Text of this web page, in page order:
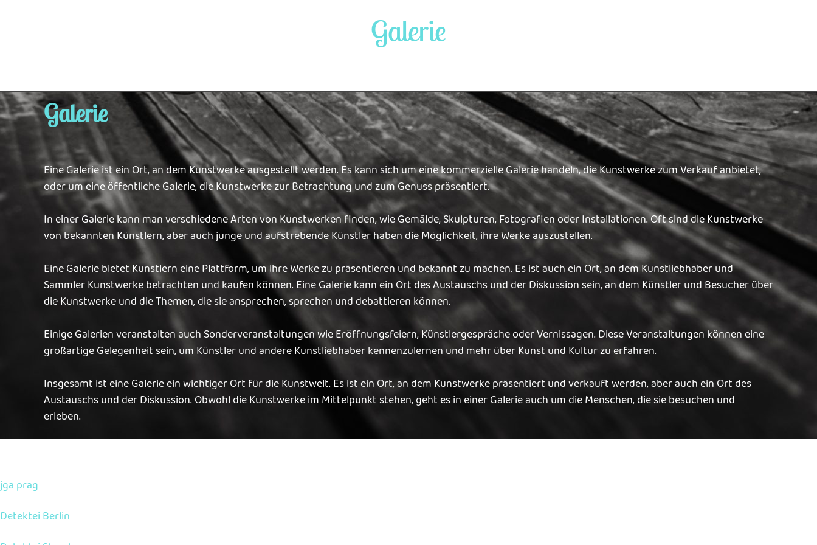
Galerie
Galerie
Eine Galerie ist ein Ort, an dem Kunstwerke ausgestellt werden. Es kann sich um eine kommerzielle Galerie handeln, die Kunstwerke zum Verkauf anbietet,
oder um eine öffentliche Galerie, die Kunstwerke zur Betrachtung und zum Genuss präsentiert.
In einer Galerie kann man verschiedene Arten von Kunstwerken finden, wie Gemälde, Skulpturen, Fotografien oder Installationen. Oft sind die Kunstwerke
von bekannten Künstlern, aber auch junge und aufstrebende Künstler haben die Möglichkeit, ihre Werke auszustellen.
Eine Galerie bietet Künstlern eine Plattform, um ihre Werke zu präsentieren und bekannt zu machen. Es ist auch ein Ort, an dem Kunstliebhaber und
Sammler Kunstwerke betrachten und kaufen können. Eine Galerie kann ein Ort des Austauschs und der Diskussion sein, an dem Künstler und Besucher über
die Kunstwerke und die Themen, die sie ansprechen, sprechen und debattieren können.
Einige Galerien veranstalten auch Sonderveranstaltungen wie Eröffnungsfeiern, Künstlergespräche oder Vernissagen. Diese Veranstaltungen können eine
großartige Gelegenheit sein, um Künstler und andere Kunstliebhaber kennenzulernen und mehr über Kunst und Kultur zu erfahren.
Insgesamt ist eine Galerie ein wichtiger Ort für die Kunstwelt. Es ist ein Ort, an dem Kunstwerke präsentiert und verkauft werden, aber auch ein Ort des
Austauschs und der Diskussion. Obwohl die Kunstwerke im Mittelpunkt stehen, geht es in einer Galerie auch um die Menschen, die sie besuchen und
erleben.
jga prag
Detektei Berlin